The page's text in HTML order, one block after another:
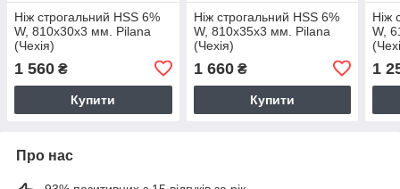
Ніж строгальний HSS 6%
W, 810х30х3 мм. Pilana
(Чехія)
1 560 ₴
Купити
Ніж строгальний HSS 6%
W, 810х35х3 мм. Pilana
(Чехія)
1 660₴
Купити
Ніж
W,
1
Про нас